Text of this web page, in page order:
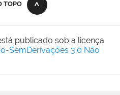
TOPO
publicado sob a licença
SemDerivações 3.0 Não